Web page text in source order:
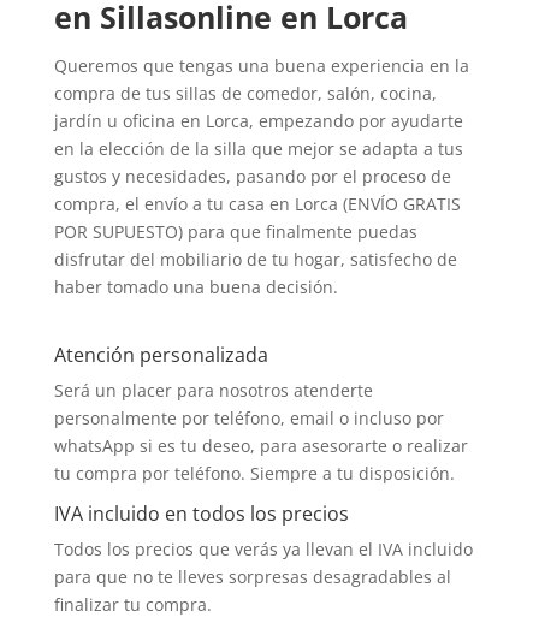
en Sillasonline en Lorca
Queremos que tengas una buena experiencia en la
compra de tus sillas de comedor, salón, cocina,
jardín u oficina en Lorca, empezando por ayudarte
en la elección de la silla que mejor se adapta a tus
gustos y necesidades, pasando por el proceso de
compra, el envío a tu casa en Lorca (ENVÍO GRATIS
POR SUPUESTO) para que finalmente puedas
disfrutar del mobiliario de tu hogar, satisfecho de
haber tomado una buena decisión.
Atención personalizada
Será un placer para nosotros atenderte
personalmente por teléfono, email o incluso por
whatsApp si es tu deseo, para asesorarte o realizar
tu compra por teléfono. Siempre a tu disposición.
IVA incluido en todos los precios
Todos los precios que verás ya llevan el IVA incluido
para que no te lleves sorpresas desagradables al
finalizar tu compra.